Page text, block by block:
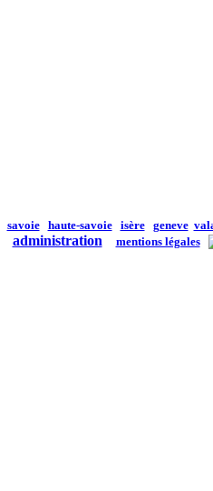
savoie haute-savoie isère geneve
administration mentions légales